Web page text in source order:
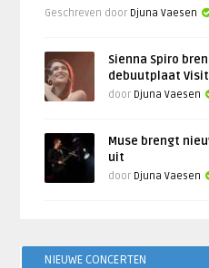
Geschreven door Djuna Vaesen
Sienna Spiro
debuutplaat
door Djuna Vaesen
Muse brengt
uit
door Djuna Vaesen
NIEUWE CONCERTEN